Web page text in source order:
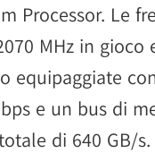
Processor. Le
MHz in gioco
equipaggiate
e un bus di
di 640 GB/